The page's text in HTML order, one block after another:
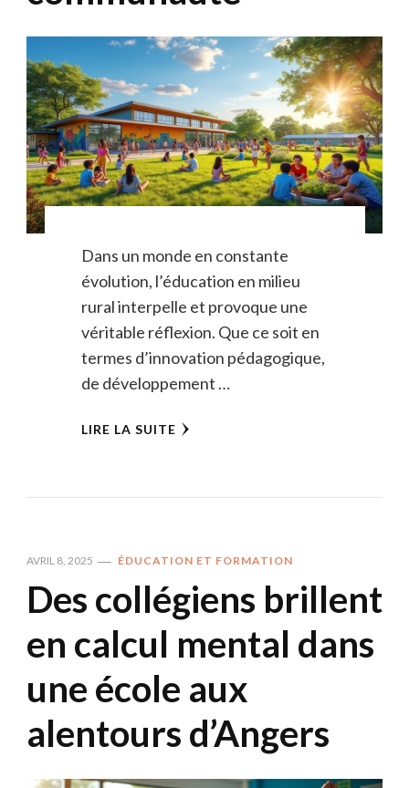
Dans un monde en constante
évolution, l’éducation en milieu
rural interpelle et provoque une
véritable réflexion. Que ce soit en
termes d’innovation pédagogique,
de développement …
LIRE LA SUITE
AVRIL 8, 2025 ÉDUCATION ET FORMATION
Des collégiens brillent
en calcul mental dans
une école aux
alentours d’Angers